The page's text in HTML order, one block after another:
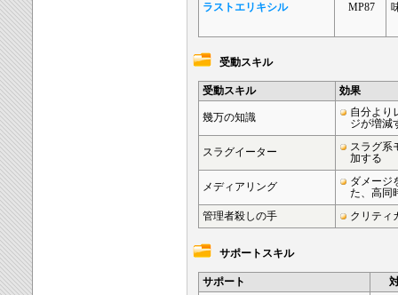
ラストエリキシル MP87
受動スキル
受動スキル 効果
幾万の知識
自分より
ジが増減
スラグイーター
スラグ系
加する
メディアリング
ダメージ
た、高同
管理者殺しの手
クリティ
サポートスキル
サポート